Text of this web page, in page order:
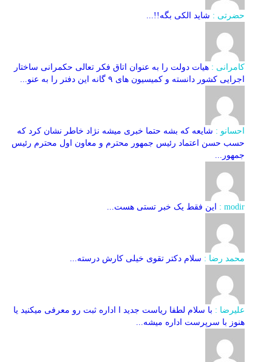
حضرتی : شاید الکی بگه!!...
کامرانی : هیات دولت را به عنوان اتاق فکر تعالی حکمرانی ساختار
اجرایی کشور دانسته و کمیسیون های ۹ گانه این دفتر را به عنو...
احسانو : شایعه که بشه حتما خبری میشه نژاد خاطر نشان کرد که
حسب حسن اعتماد رئیس جمهور محترم و معاون اول محترم رئیس
جمهور...
modir : این فقط یک خبر تستی هست...
محمد رضا : سلام دکتر تقوی خیلی کارش درسته...
علیرضا : با سلام لطفا ریاست جدید ا اداره ثبت‌ رو معرفی میکنید یا
هنوز با سرپرست اداره‌ میشه...